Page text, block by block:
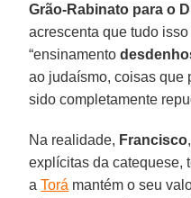
Grão-Rabinato para o
acrescenta que tudo
“ensinamento
ao judaísmo, coisas que
sido completamente
Na realidade, Francisco
explícitas da catequese,
aTorá mantém o seu